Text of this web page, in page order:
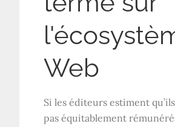
Web
Si les éditeurs estiment
pas équitablement